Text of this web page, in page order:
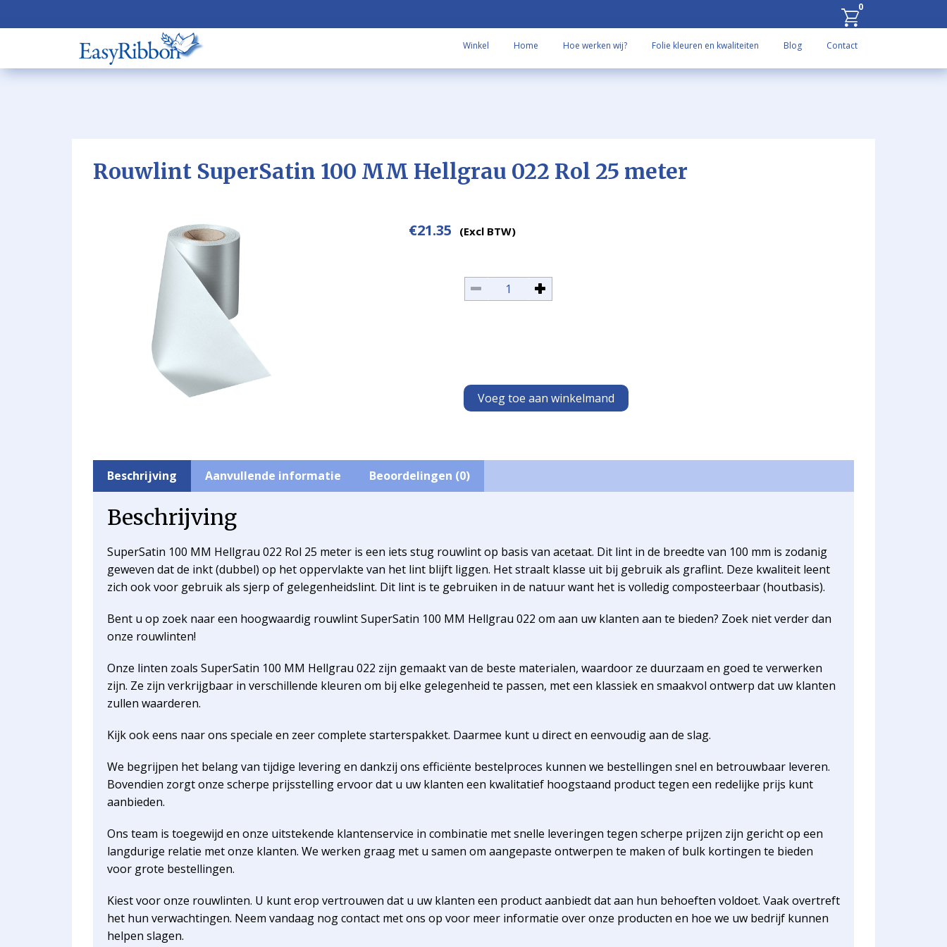
0
Winkel Home Hoe werken wij? Folie kleuren en kwaliteiten Blog Contact
Rouwlint SuperSatin 100 MM Hellgrau 022 Rol 25 meter
€21.35 (Excl BTW)
Voeg toe aan winkelmand
Beschrijving Aanvullende informatie Beoordelingen (0)
Beschrijving
SuperSatin 100 MM Hellgrau 022 Rol 25 meter is een iets stug rouwlint op basis van acetaat. Dit lint in de breedte van 100 mm is zodanig
geweven dat de inkt (dubbel) op het oppervlakte van het lint blijft liggen. Het straalt klasse uit bij gebruik als graflint. Deze kwaliteit leent
zich ook voor gebruik als sjerp of gelegenheidslint. Dit lint is te gebruiken in de natuur want het is volledig composteerbaar (houtbasis).
Bent u op zoek naar een hoogwaardig rouwlint SuperSatin 100 MM Hellgrau 022 om aan uw klanten aan te bieden? Zoek niet verder dan
onze rouwlinten!
Onze linten zoals SuperSatin 100 MM Hellgrau 022 zijn gemaakt van de beste materialen, waardoor ze duurzaam en goed te verwerken
zijn. Ze zijn verkrijgbaar in verschillende kleuren om bij elke gelegenheid te passen, met een klassiek en smaakvol ontwerp dat uw klanten
zullen waarderen.
Kijk ook eens naar ons speciale en zeer complete starterspakket. Daarmee kunt u direct en eenvoudig aan de slag.
We begrijpen het belang van tijdige levering en dankzij ons efficiënte bestelproces kunnen we bestellingen snel en betrouwbaar leveren.
Bovendien zorgt onze scherpe prijsstelling ervoor dat u uw klanten een kwalitatief hoogstaand product tegen een redelijke prijs kunt
aanbieden.
Ons team is toegewijd en onze uitstekende klantenservice in combinatie met snelle leveringen tegen scherpe prijzen zijn gericht op een
langdurige relatie met onze klanten. We werken graag met u samen om aangepaste ontwerpen te maken of bulk kortingen te bieden
voor grote bestellingen.
Kiest voor onze rouwlinten. U kunt erop vertrouwen dat u uw klanten een product aanbiedt dat aan hun behoeften voldoet. Vaak overtreft
het hun verwachtingen. Neem vandaag nog contact met ons op voor meer informatie over onze producten en hoe we uw bedrijf kunnen
helpen slagen.